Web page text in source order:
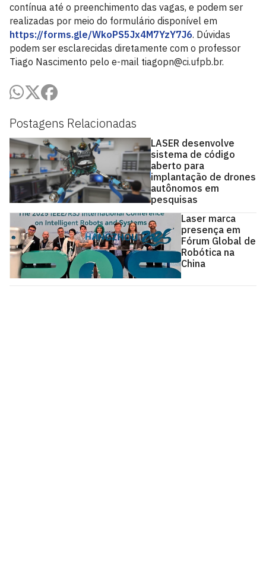
Postagens Relacionadas
LASER desenvolve
sistema de código
aberto para
implantação de drones
autônomos em
pesquisas
Laser marca
presença em
Fórum Global de
Robótica na
China
contínua até o preenchimento das vagas, e podem ser
realizadas por meio do formulário disponível em
https://forms.gle/WkoPS5Jx4M7YzY7J6. Dúvidas
podem ser esclarecidas diretamente com o professor
Tiago Nascimento pelo e-mail tiagopn@ci.ufpb.br.